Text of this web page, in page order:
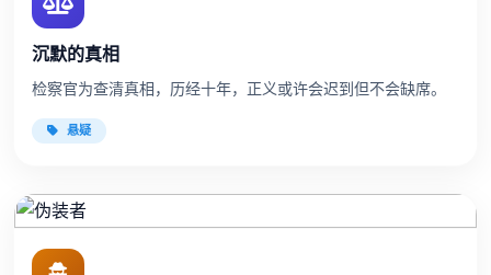
沉默的真相
检察官为查清真相，历经十年，正义或许会迟到但不会缺席。
悬疑